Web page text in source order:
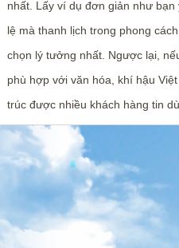
nhất. Lấy ví dụ đơn giản như
lệ mà thanh lịch trong phong
chọn lý tưởng nhất. Ngược lại,
phù hợp với văn hóa, khí hậu
trúc được nhiều khách hàng tin